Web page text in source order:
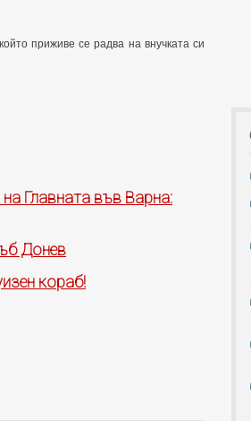
приживе се радва на внучката си
Главната във Варна:
Донев
кораб!